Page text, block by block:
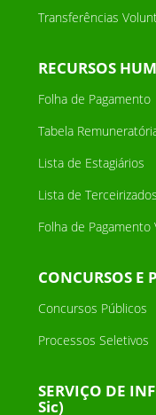
Transferências
RECURSOS
Folha de Pagamento
Tabela
Lista de Estagiários
Lista de Terceirizados
Folha de Pagamento
CONCURSOS E
Concursos Públicos
Processos Seletivos
SERVIÇO DE
Sic)